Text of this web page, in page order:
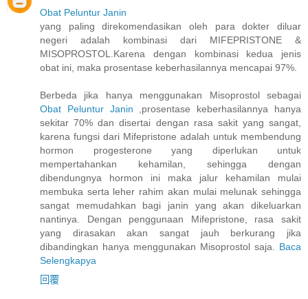
Obat Peluntur Janin
yang paling direkomendasikan oleh para dokter diluar
negeri adalah kombinasi dari MIFEPRISTONE &
MISOPROSTOL.Karena dengan kombinasi kedua jenis
obat ini, maka prosentase keberhasilannya mencapai 97%.
Berbeda jika hanya menggunakan Misoprostol sebagai
Obat Peluntur Janin
,prosentase keberhasilannya hanya
sekitar 70% dan disertai dengan rasa sakit yang sangat,
karena fungsi dari Mifepristone adalah untuk membendung
hormon progesterone yang diperlukan untuk
mempertahankan kehamilan, sehingga dengan
dibendungnya hormon ini maka jalur kehamilan mulai
membuka serta leher rahim akan mulai melunak sehingga
sangat memudahkan bagi janin yang akan dikeluarkan
nantinya. Dengan penggunaan Mifepristone, rasa sakit
yang dirasakan akan sangat jauh berkurang jika
dibandingkan hanya menggunakan Misoprostol saja.
Baca
Selengkapya
回覆